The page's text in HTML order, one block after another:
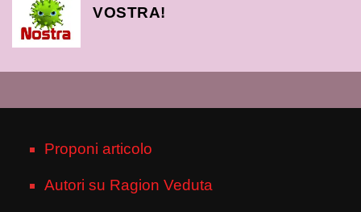
VOSTRA!
Proponi articolo
Autori su Ragion Veduta